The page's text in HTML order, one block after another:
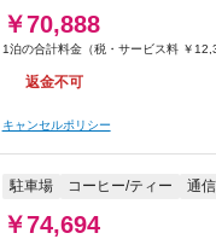
朝食 駐車場 コーヒー/ティー
￥75,883
キャンセルポリシー
￥70,888
税・サービス料 ￥
返金不可
キャンセルポリシー
駐車場 コーヒー/ティー 通
￥74,694